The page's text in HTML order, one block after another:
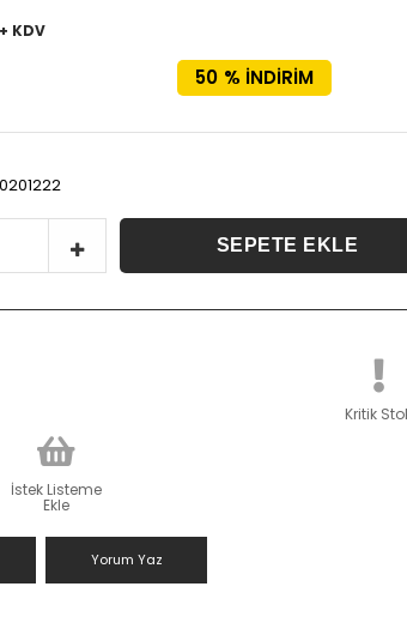
%
50 İNDIRIM
+ KDV
Kritik
İstek Listeme
Ekle
Yorum Yaz